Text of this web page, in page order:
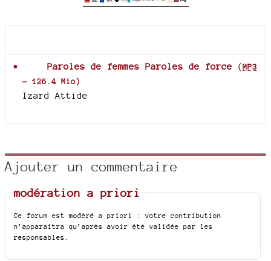
Paroles de femmes Paroles de force (MP3
- 126.4 Mio)
Izard Attide
Ajouter un commentaire
modération a priori
Ce forum est modéré a priori : votre contribution
n’apparaîtra qu’après avoir été validée par les
responsables.